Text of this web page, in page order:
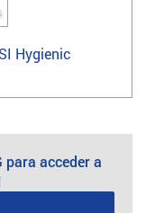
Hygienic
para acceder a